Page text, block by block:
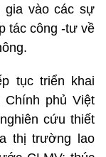
gia vào các sự
tác công -tư về
tục triển khai
phủ Việt
cứu thiết
thị trường lao